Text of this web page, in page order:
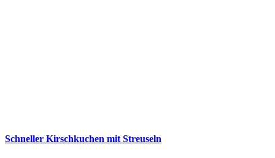
Schneller Kirschkuchen mit Streuseln